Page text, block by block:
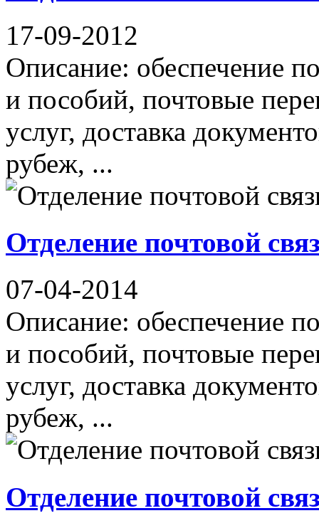
17-09-2012
Описание: обеспечение
и пособий, почтовые
услуг, доставка
рубеж, ...
Отделение почтовой
07-04-2014
Описание: обеспечение
и пособий, почтовые
услуг, доставка
рубеж, ...
Отделение почтовой